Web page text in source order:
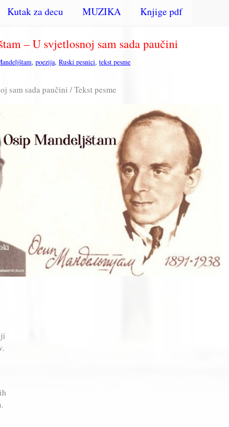
Kutak za decu MUZIKA Knjige pdf
– U svjetlosnoj sam sada paučini
, poezija, Ruski pesnici, tekst pesme
sam sada paučini / Tekst pesme